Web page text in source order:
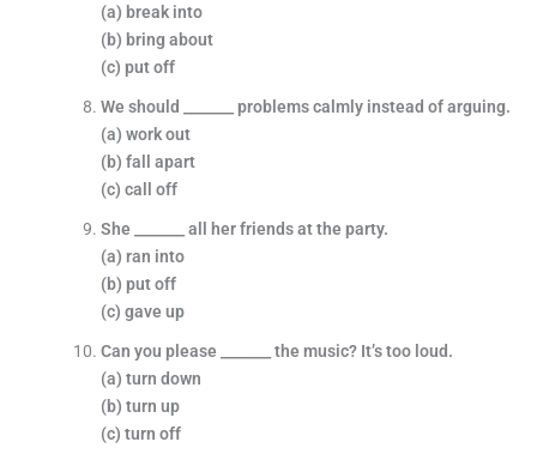
(a) break into
(b) bring about
(c) put off
We should _______ problems calmly instead of arguing.
(a) work out
(b) fall apart
(c) call off
She _______ all her friends at the party.
(a) ran into
(b) put off
(c) gave up
Can you please _______ the music? It’s too loud.
(a) turn down
(b) turn up
(c) turn off